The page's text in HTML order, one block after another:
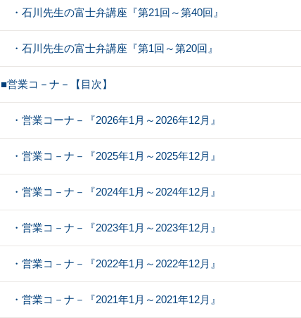
・石川先生の富士弁講座『第21回～第40回』
・石川先生の富士弁講座『第1回～第20回』
■営業コ－ナ－【目次】
・営業コーナ－『2026年1月～2026年12月』
・営業コ－ナ－『2025年1月～2025年12月』
・営業コ－ナ－『2024年1月～2024年12月』
・営業コ－ナ－『2023年1月～2023年12月』
・営業コ－ナ－『2022年1月～2022年12月』
・営業コ－ナ－『2021年1月～2021年12月』